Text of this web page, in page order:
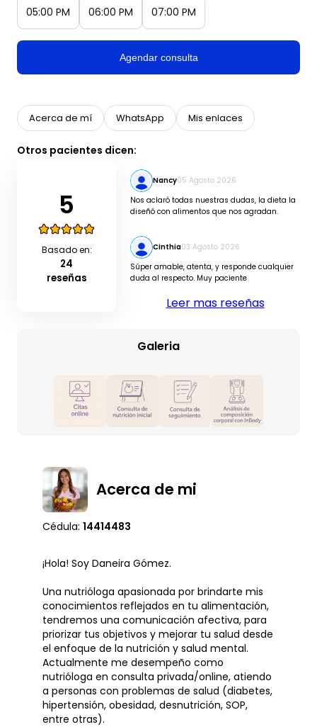
05:00 PM 06:00 PM 07:00 PM
Agendar consulta
Acerca de mí WhatsApp Mis enlaces
Otros pacientes dicen:
5
Basado en:
24
reseñas
Nancy05 Agosto 2026
Nos aclaró todas nuestras dudas, la dieta la
diseñó con alimentos que nos agradan.
Cinthia03 Agosto 2026
Súper amable, atenta, y responde cualquier
duda al respecto. Muy paciente
Leer mas reseñas
Galeria
Acerca de mi
Cédula: 14414483
¡Hola! Soy Daneira Gómez.
Una nutrióloga apasionada por brindarte mis
conocimientos reflejados en tu alimentación,
tendremos una comunicación afectiva, para
priorizar tus objetivos y mejorar tu salud desde
el enfoque de la nutrición y salud mental.
Actualmente me desempeño como
nutrióloga en consulta privada/online, atiendo
a personas con problemas de salud (diabetes,
hipertensión, obesidad, desnutrición, SOP,
entre otras).